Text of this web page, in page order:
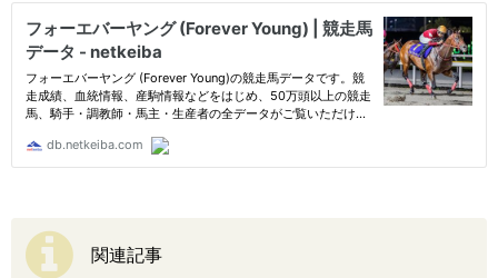
関連記事